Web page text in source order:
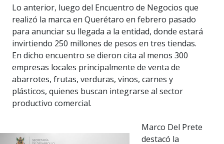
Lo anterior, luego del Encuentro de Negocios que
realizó la marca en Querétaro en febrero pasado
para anunciar su llegada a la entidad, donde estará
invirtiendo 250 millones de pesos en tres tiendas.
En dicho encuentro se dieron cita al menos 300
empresas locales principalmente de venta de
abarrotes, frutas, verduras, vinos, carnes y
plásticos, quienes buscan integrarse al sector
productivo comercial.
Marco Del Prete
destacó la